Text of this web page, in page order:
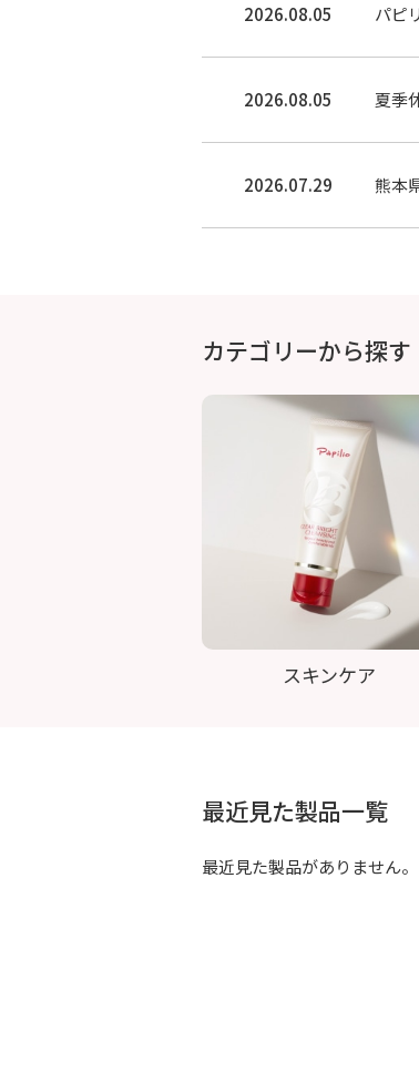
2026.08.05 パピ
2026.08.05 夏季
2026.07.29 熊本
カテゴリーから探す
スキンケア
最近見た製品一覧
最近見た製品がありません。